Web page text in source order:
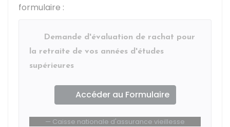
formulaire :
Demande d'évaluation de rachat pour
la retraite de vos années d'études
supérieures
Accéder au Formulaire
Caisse nationale d'assurance vieillesse